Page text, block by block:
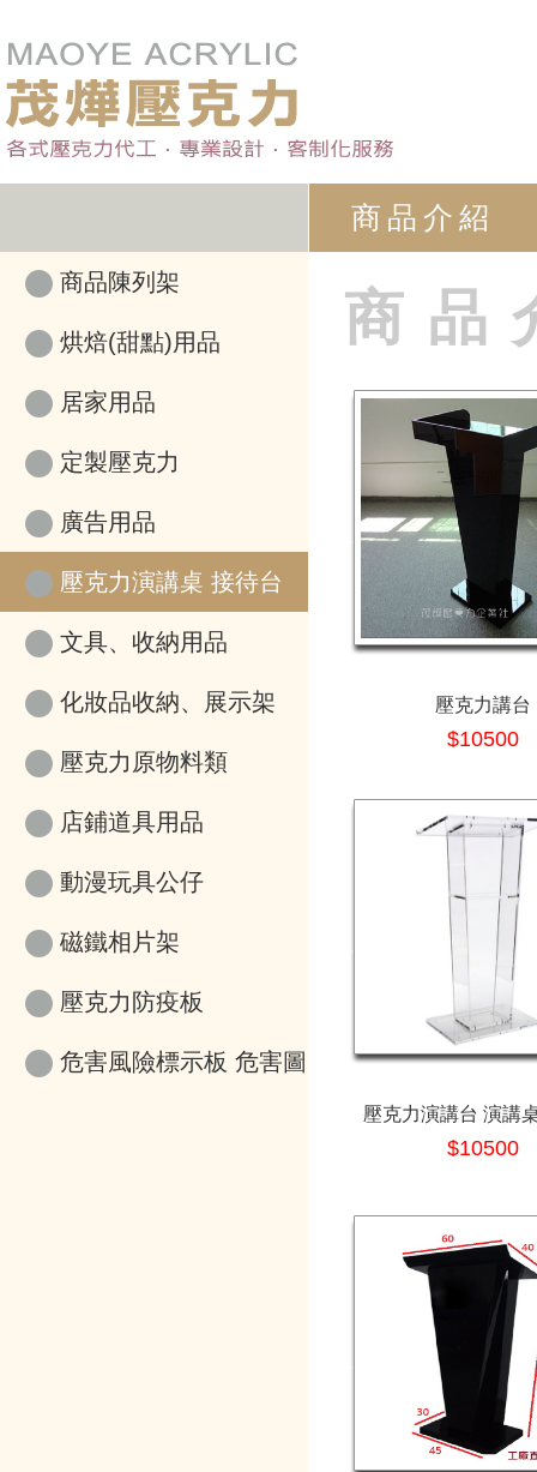
商品介紹
商品陳列架
烘焙(甜點)用品
居家用品
定製壓克力
廣告用品
壓克力演講桌 接待台
文具、收納用品
化妝品收納、展示架
壓克力原物料類
店鋪道具用品
動漫玩具公仔
磁鐵相片架
壓克力防疫板
危害風險標示板 危害圖
商品
壓克力講台
$10500
壓克力演講台 演講
$10500